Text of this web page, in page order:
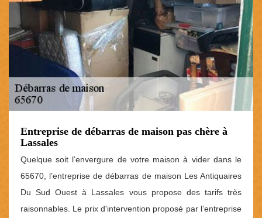
Entreprise de débarras de maison pas chère à
Lassales
Quelque soit l’envergure de votre maison à vider dans le
65670, l’entreprise de débarras de maison Les Antiquaires
Du Sud Ouest à Lassales vous propose des tarifs très
raisonnables. Le prix d'intervention proposé par l’entreprise